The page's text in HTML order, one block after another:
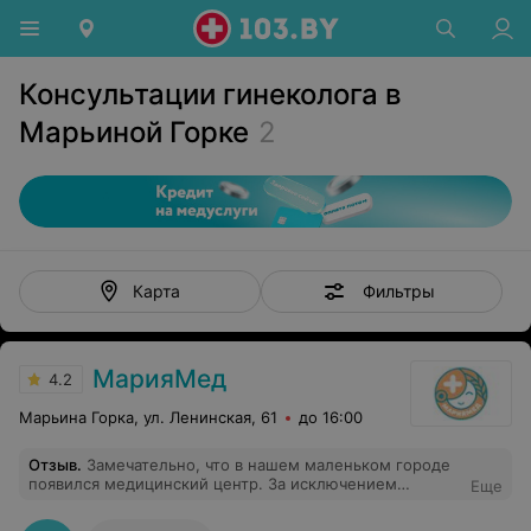
Консультации гинеколога в
Марьиной Горке 2
Карта Фильтры
4.2 МарияМед
Марьина Горка, ул. Ленинская, 61 до 16:00
Отзыв. Замечательно, что в нашем маленьком городе
появился медицинский центр. За исключением
приемлемые. Но хамство на ресепшен, после
Еще